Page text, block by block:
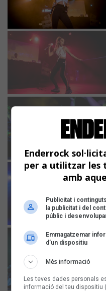
Enderrock
per a utilitzar les
amb
Publicitat i
la publicitat i del
públic i
Emmagatzemar
d’un dispositiu
Més informació
Les teves dades personals
informació del teu dispositiu